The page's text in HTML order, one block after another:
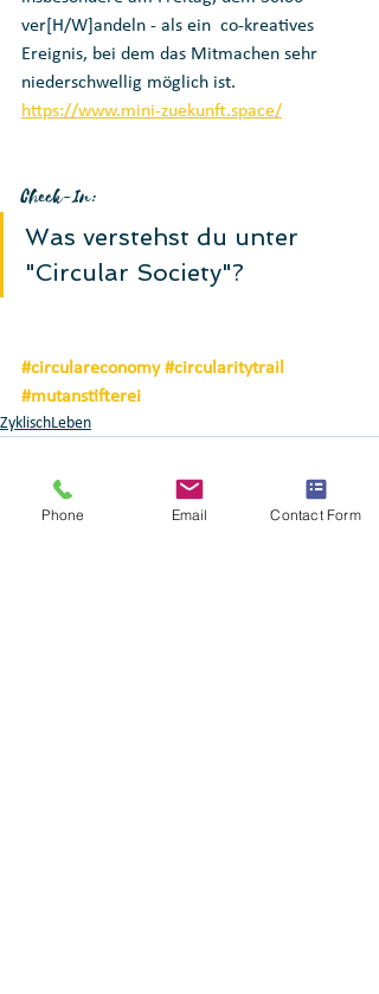
ver[H/W]andeln - als ein  co-kreatives
Ereignis, bei dem das Mitmachen sehr
niederschwellig möglich ist.
https://www.mini-zuekunft.space/
Check-In:
Was verstehst du unter
"Circular Society"?
#circulareconomy #circularitytrail
#mutanstifterei
ZyklischLeben
Phone Email Contact Form